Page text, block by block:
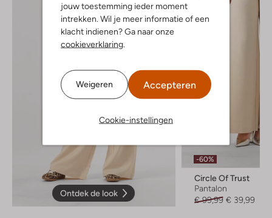
jouw toestemming ieder moment
intrekken. Wil je meer informatie of een
klacht indienen? Ga naar onze
cookieverklaring
Weigeren Accepteren
Cookie-instellingen
Ontdek de look
-60%
Circle Of Trust
Pantalon
€ 99,99 € 39,99